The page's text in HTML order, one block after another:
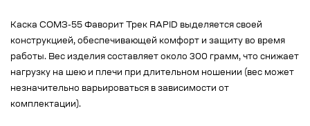
Каска СОМЗ-55 Фаворит Трек RAPID выделяется своей
конструкцией, обеспечивающей комфорт и защиту во время
работы. Вес изделия составляет около 300 грамм, что снижает
нагрузку на шею и плечи при длительном ношении (вес может
незначительно варьироваться в зависимости от
комплектации).